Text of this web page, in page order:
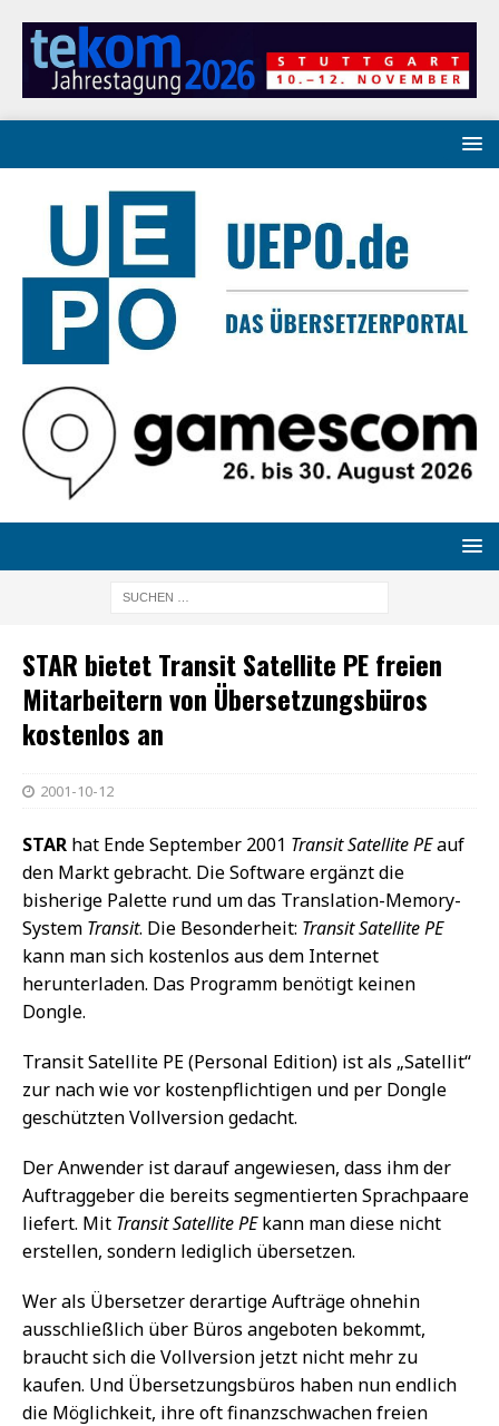
STAR bietet Transit Satellite PE freien
Mitarbeitern von Übersetzungsbüros
kostenlos an
2001-10-12
STAR hat Ende September 2001 Transit Satellite PEauf
den Markt gebracht. Die Software ergänzt die
bisherige Palette rund um das Translation-Memory-
System Transit. Die Besonderheit: Transit Satellite PE
kann man sich kostenlos aus dem Internet
herunterladen. Das Programm benötigt keinen
Dongle.
Transit Satellite PE (Personal Edition) ist als „Satellit“
zur nach wie vor kostenpflichtigen und per Dongle
geschützten Vollversion gedacht.
Der Anwender ist darauf angewiesen, dass ihm der
Auftraggeber die bereits segmentierten Sprachpaare
liefert. Mit Transit Satellite PEkann man diese nicht
erstellen, sondern lediglich übersetzen.
Wer als Übersetzer derartige Aufträge ohnehin
ausschließlich über Büros angeboten bekommt,
braucht sich die Vollversion jetzt nicht mehr zu
kaufen. Und Übersetzungsbüros haben nun endlich
die Möglichkeit, ihre oft finanzschwachen freien